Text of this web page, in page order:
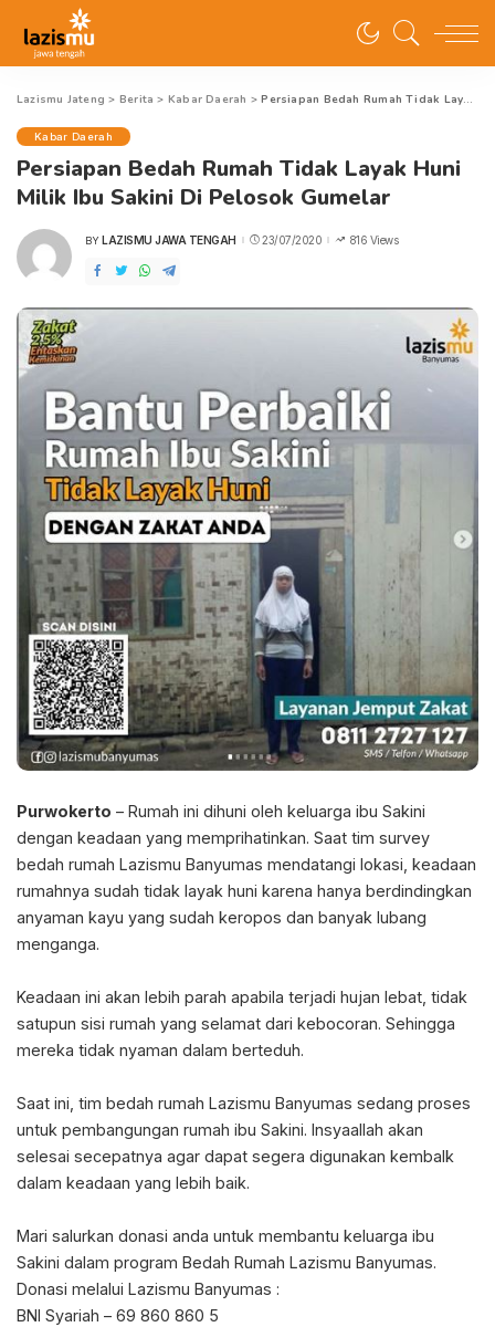
Lazismu Jateng > Berita > Kabar Daerah >Persiapan Bedah Rumah Tidak Layak Huni Milik Ibu Sakini Di Pelosok Gumelar
Kabar Daerah
Persiapan Bedah Rumah Tidak Layak Huni
Milik Ibu Sakini Di Pelosok Gumelar
POSTED
BY LAZISMU JAWA TENGAH 23/07/2020 816 Views
Purwokerto – Rumah ini dihuni oleh keluarga ibu Sakini
dengan keadaan yang memprihatinkan. Saat tim survey
bedah rumah Lazismu Banyumas mendatangi lokasi, keadaan
rumahnya sudah tidak layak huni karena hanya berdindingkan
anyaman kayu yang sudah keropos dan banyak lubang
menganga.
Keadaan ini akan lebih parah apabila terjadi hujan lebat, tidak
satupun sisi rumah yang selamat dari kebocoran. Sehingga
mereka tidak nyaman dalam berteduh.
Saat ini, tim bedah rumah Lazismu Banyumas sedang proses
untuk pembangungan rumah ibu Sakini. Insyaallah akan
selesai secepatnya agar dapat segera digunakan kembalk
dalam keadaan yang lebih baik.
Mari salurkan donasi anda untuk membantu keluarga ibu
Sakini dalam program Bedah Rumah Lazismu Banyumas.
Donasi melalui Lazismu Banyumas :
BNI Syariah – 69 860 860 5